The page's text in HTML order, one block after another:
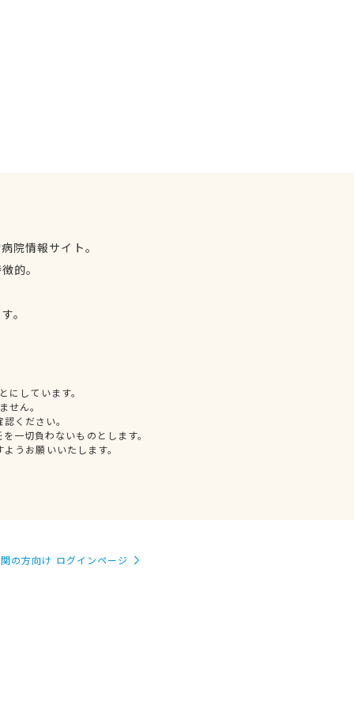
院情報サイト。
的。
。
しています。
せん。
ください。
一切負わないものとします。
うお願いいたします。
の方向け ログインページ